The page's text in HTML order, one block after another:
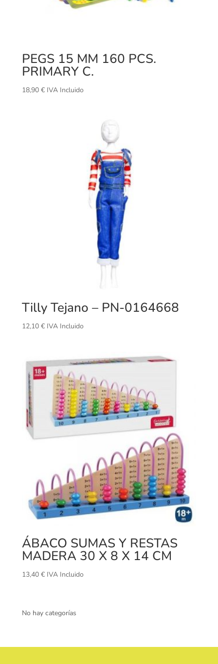
PEGS 15 MM 160 PCS.
PRIMARY C.
18,90 € IVA Incluido
Tilly Tejano – PN-0164668
12,10 € IVA Incluido
ÁBACO SUMAS Y RESTAS
MADERA 30 X 8 X 14 CM
13,40 € IVA Incluido
No hay categorías